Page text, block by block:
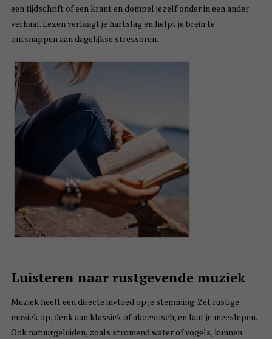
een tijdschrift of een krant en dompel jezelf onder in een ander
verhaal. Lezen verlaagt je hartslag en helpt je brein te
ontsnappen aan dagelijkse stressoren.
Luisteren naar rustgevende muziek
Muziek heeft een directe invloed op je stemming. Zet rustige
muziek op, denk aan klassiek of akoestisch, en laat je meeslepen.
Ook natuurgeluiden, zoals stromend water of vogels, kunnen